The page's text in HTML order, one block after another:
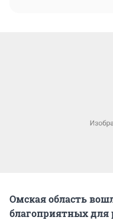
Омская область
благоприятных для